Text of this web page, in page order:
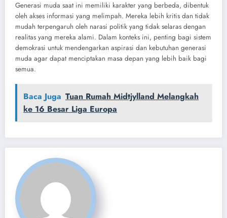
Generasi muda saat ini memiliki karakter yang berbeda, dibentuk
oleh akses informasi yang melimpah. Mereka lebih kritis dan tidak
mudah terpengaruh oleh narasi politik yang tidak selaras dengan
realitas yang mereka alami. Dalam konteks ini, penting bagi sistem
demokrasi untuk mendengarkan aspirasi dan kebutuhan generasi
muda agar dapat menciptakan masa depan yang lebih baik bagi
semua.
Baca Juga Tuan Rumah Midtjylland Melangkah
ke 16 Besar Liga Europa